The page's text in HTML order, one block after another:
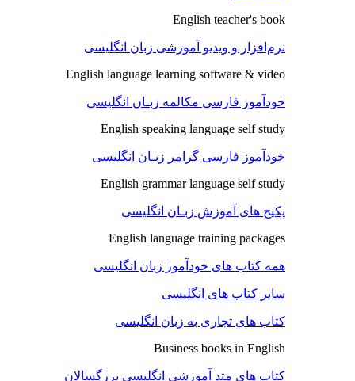
English teacher's book
نرم‌افزار و ویدیو آموزشی زبان انگلیسی
English language learning software & video
خودآموز فارسی مکالمه زبـان انگلیسی
English speaking language self study
خودآموز فارسی گرامر زبـان انگلیسی
English grammar language self study
پکیج های آموزش زبـان انگلیسی
English language training packages
همه کتاب های خودآموز زبان انگلیسی
سایر کتاب های انگلیسی
کتاب های تجاری به زبان انگلیسی
Business books in English
کتاب های متد آموزشی انگلیسی بزرگسالان